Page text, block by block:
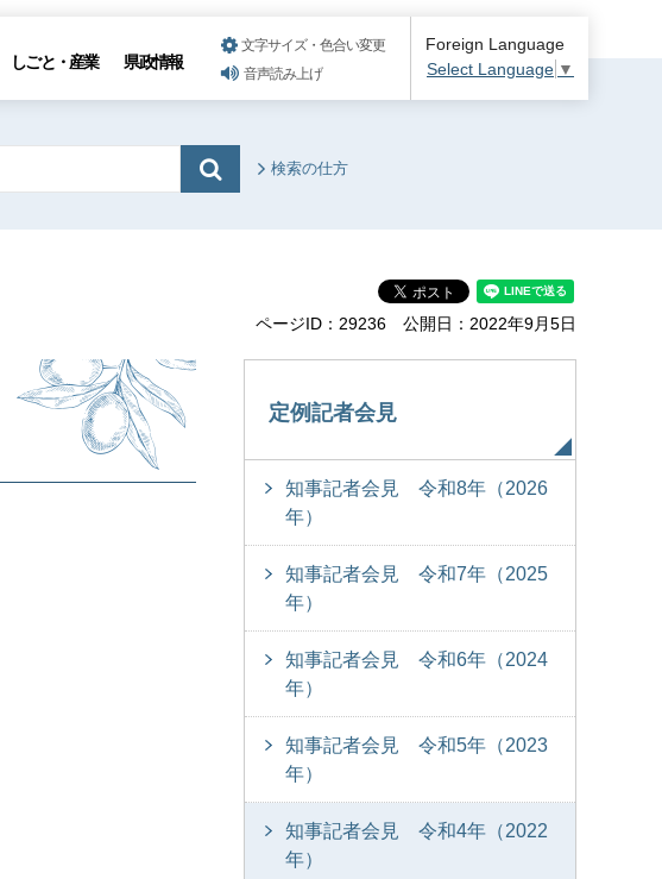
しごと・産業 県政情報
文字サイズ・色合い変更
音声読み上げ
Foreign Language
Select Language ▼
検索の仕方
ページID：29236 公開日：2022年9月5日
定例記者会見
知事記者会見 令和8年（2026
年）
知事記者会見 令和7年（2025
年）
知事記者会見 令和6年（2024
年）
知事記者会見 令和5年（2023
年）
知事記者会見 令和4年（2022
年）